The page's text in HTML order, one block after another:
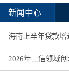
新闻中心
2026年工信领域